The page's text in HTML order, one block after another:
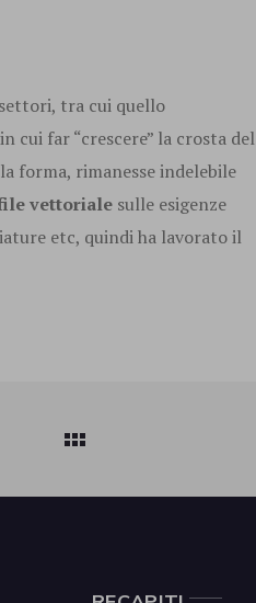
tra cui quello
cui far “crescere” la crosta del
forma, rimanesse indelebile
vettoriale sulle esigenze
etc, quindi ha lavorato il